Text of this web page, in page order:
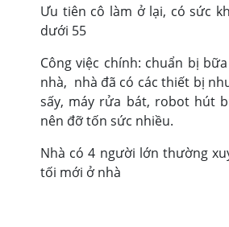
Ưu tiên cô làm ở lại, có sức
dưới 55
Công việc chính: chuẩn bị
nhà, nhà đã có các thiết bị
sấy, máy rửa bát, robot hút
nên đỡ tốn sức nhiều.
Nhà có 4 người lớn thường
tối mới ở nhà